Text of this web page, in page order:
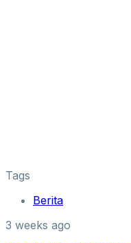
Tags
Berita
3 weeks ago